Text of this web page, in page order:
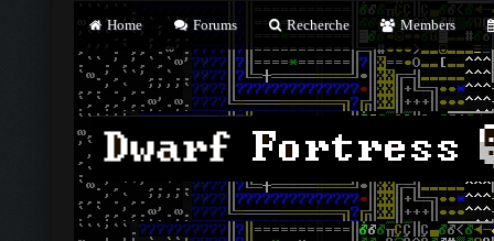
Home Forums Recherche Members